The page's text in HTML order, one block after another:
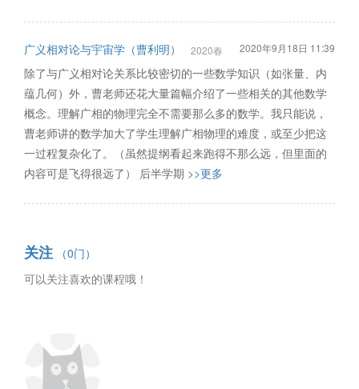
广义相对论与宇宙学（曹利明） 2020春 2020年9月18日 11:39
除了与广义相对论关系比较密切的一些数学知识（如张量、内
蕴几何）外，曹老师还花大量篇幅介绍了一些相关的其他数学
概念。理解广相的物理完全不需要那么多的数学。我只能说，
曹老师讲的数学加大了学生理解广相物理的难度，或至少把这
一过程复杂化了。（虽然提纲看起来跑得不那么远，但里面的
内容可是飞得很远了） 后半学期 >>更多
关注 （0门）
可以关注喜欢的课程哦！